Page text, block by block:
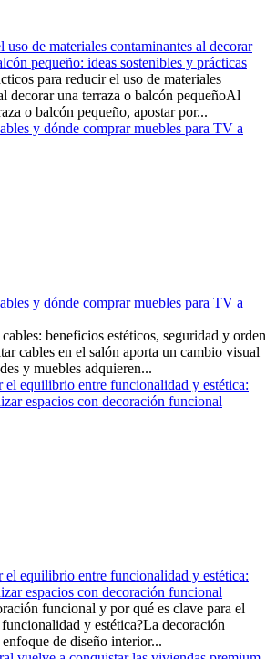
uso de materiales contaminantes al decorar
pequeño: ideas sostenibles y prácticas
para reducir el uso de materiales
decorar una terraza o balcón pequeñoAl
o balcón pequeño, apostar por...
y dónde comprar muebles para TV a
y dónde comprar muebles para TV a
beneficios estéticos, seguridad y orden
cables en el salón aporta un cambio visual
y muebles adquieren...
el equilibrio entre funcionalidad y estética:
espacios con decoración funcional
el equilibrio entre funcionalidad y estética:
espacios con decoración funcional
funcional y por qué es clave para el
y estética?La decoración
de diseño interior...